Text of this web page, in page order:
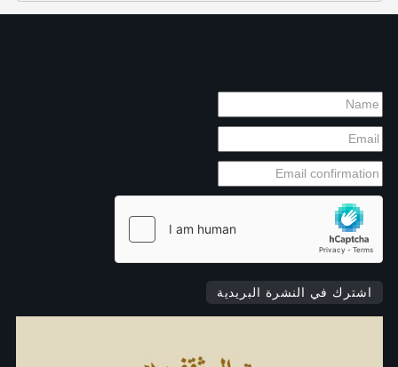
اشترك في النشرة البريدية